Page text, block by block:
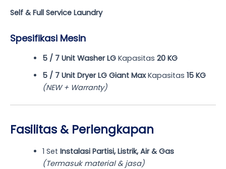
Self & Full Service Laundry
Spesifikasi Mesin
5 / 7 Unit Washer LGKapasitas 20 KG
5 / 7 Unit Dryer LG Giant MaxKapasitas 15 KG
(NEW + Warranty)
Fasilitas & Perlengkapan
1 Set Instalasi Partisi, Listrik, Air & Gas
(Termasuk material & jasa)